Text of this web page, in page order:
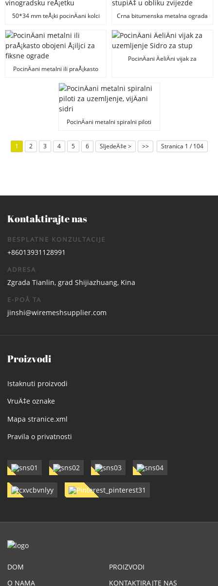
50*34 mm teÅ¡ki pocinÄani kolci
reÅ¡etku
Crna bitumenska metalna ograda
zvijezde
PocinÄani metalni ili praÅ¡kasto
PocinÄani ÄeliÄni vijak za
PocinÄani metalni spiralni piloti
1
2 3 4 5 6 SljedeÄ‡e > >> Stranica 1 / 104
Kontaktirajte nas
BESPLATNE KONZULTACIJE
+86013931128991
ADRESA
Zgrada Tianlin, grad Shijiazhuang, Kina
E-POÅ TA
jinshi@wiremeshsupplier.com
Proizvodi
Istaknuti proizvodi
VruÄ‡e oznake
Mapa stranice.xml
Pravila o privatnosti
DOM
PROIZVODI
O NAMA
KONTAKTIRAJTE NAS